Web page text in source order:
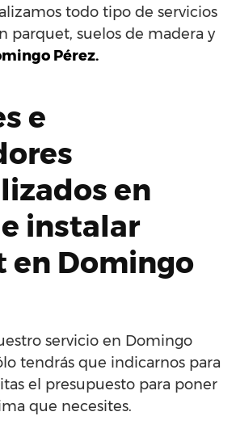
todo tipo de servicios
parquet, suelos de madera y
Pérez.
e
en
instalar
en Domingo
servicio en Domingo
tendrás que indicarnos para
el presupuesto para poner
que necesites.